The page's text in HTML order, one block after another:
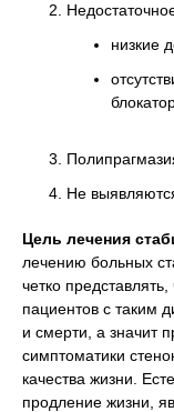
низкие
Не
Цель лечения
лечению больных
четко
пациентов с таким
и смерти, а значит
симптоматики
качества жизни.
продление жизни,